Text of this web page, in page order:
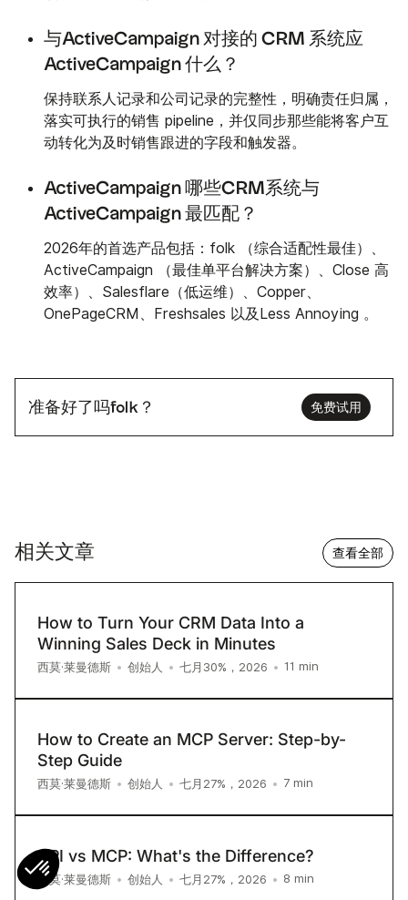
与ActiveCampaign 对接的 CRM 系统应
ActiveCampaign 什么？
保持联系人记录和公司记录的完整性，明确责任归属，
落实可执行的销售 pipeline，并仅同步那些能将客户互
动转化为及时销售跟进的字段和触发器。
ActiveCampaign 哪些CRM系统与
ActiveCampaign 最匹配？
2026年的首选产品包括：folk （综合适配性最佳）、
ActiveCampaign （最佳单平台解决方案）、Close 高
效率）、Salesflare（低运维）、Copper、
OnePageCRM、Freshsales 以及Less Annoying 。
准备好了吗folk？ 免费试用
相关文章 查看全部
How to Turn Your CRM Data Into a
Winning Sales Deck in Minutes
西莫·莱曼德斯 • 创始人 • 七月30%，2026 • 11 min
How to Create an MCP Server: Step-by-
Step Guide
西莫·莱曼德斯 • 创始人 • 七月27%，2026 • 7 min
API vs MCP: What's the Difference?
西莫·莱曼德斯 • 创始人 • 七月27%，2026 • 8 min